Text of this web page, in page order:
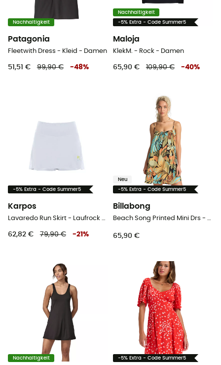
Nachhaltigkeit
Patagonia
Fleetwith Dress - Kleid - Damen
51,51 € 99,90 € -48%
Nachhaltigkeit
-5% Extra - Code Summer5
Maloja
KlekM. - Rock - Damen
65,90 € 109,90 € -40%
-5% Extra - Code Summer5
Karpos
Lavaredo Run Skirt - Laufrock - Damen
62,82 € 79,90 € -21 %
Neu
-5% Extra - Code Summer5
Billabong
Beach Song Printed Mini Drs - Kleid - Damen
65,90 €
Nachhaltigkeit -5% Extra - Code Summer5